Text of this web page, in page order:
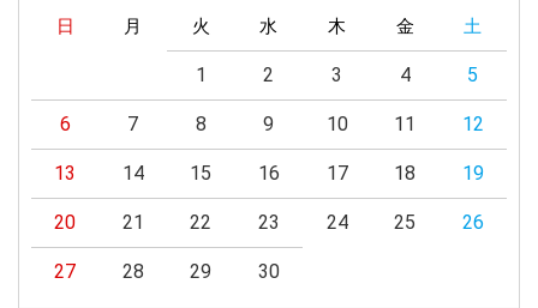
日 月 火 水 木 金 土
1 2 3 4 5
6 7 8 9 10 11 12
13 14 15 16 17 18 19
20 21 22 23 24 25 26
27 28 29 30